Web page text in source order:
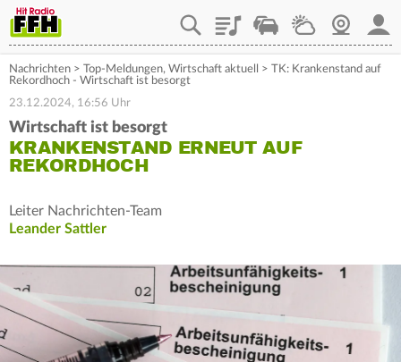
PlaylistStaupilotWetterWebcam
Nachrichten > Top-Meldungen, Wirtschaft aktuell > TK: Krankenstand auf
Rekordhoch - Wirtschaft ist besorgt
23.12.2024, 16:56 Uhr
Wirtschaft ist besorgt
KRANKENSTAND ERNEUT AUF
REKORDHOCH
Leiter Nachrichten-Team
Leander Sattler